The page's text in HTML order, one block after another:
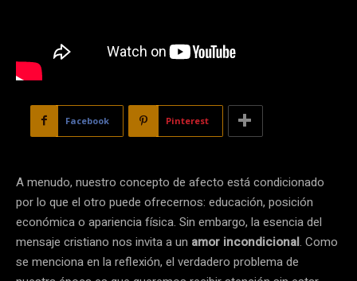
Facebook Pinterest
A menudo, nuestro concepto de afecto está condicionado
por lo que el otro puede ofrecernos: educación, posición
económica o apariencia física. Sin embargo, la esencia del
mensaje cristiano nos invita a un amor incondicional. Como
se menciona en la reflexión, el verdadero problema de